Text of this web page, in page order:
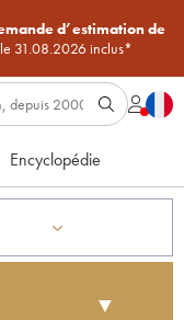
d’estimation de
31.08.2026 inclus*
Encyclopédie
▼